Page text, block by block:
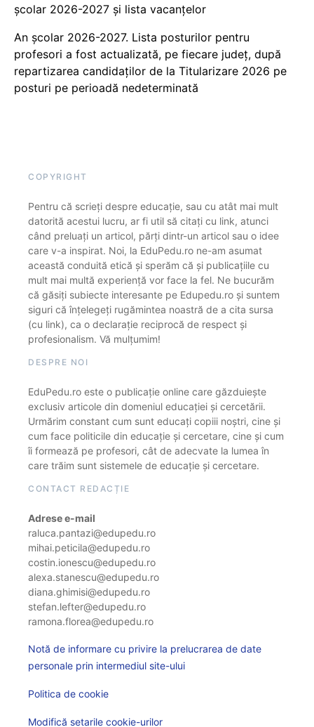
școlar 2026-2027 și lista vacanțelor
An școlar 2026-2027. Lista posturilor pentru
profesori a fost actualizată, pe fiecare județ, după
repartizarea candidaților de la Titularizare 2026 pe
posturi pe perioadă nedeterminată
COPYRIGHT
Pentru că scrieți despre educație, sau cu atât mai mult
datorită acestui lucru, ar fi util să citați cu link, atunci
când preluați un articol, părți dintr-un articol sau o idee
care v-a inspirat. Noi, la EduPedu.ro ne-am asumat
această conduită etică și sperăm că și publicațiile cu
mult mai multă experiență vor face la fel. Ne bucurăm
că găsiți subiecte interesante pe Edupedu.ro și suntem
siguri că înțelegeți rugămintea noastră de a cita sursa
(cu link), ca o declarație reciprocă de respect și
profesionalism. Vă mulțumim!
DESPRE NOI
EduPedu.ro este o publicație online care găzduiește
exclusiv articole din domeniul educației și cercetării.
Urmărim constant cum sunt educați copiii noștri, cine și
cum face politicile din educație și cercetare, cine și cum
îi formează pe profesori, cât de adecvate la lumea în
care trăim sunt sistemele de educație și cercetare.
CONTACT REDACȚIE
Adrese e-mail
raluca.pantazi@edupedu.ro
mihai.peticila@edupedu.ro
costin.ionescu@edupedu.ro
alexa.stanescu@edupedu.ro
diana.ghimisi@edupedu.ro
stefan.lefter@edupedu.ro
ramona.florea@edupedu.ro
Notă de informare cu privire la prelucrarea de date
personale prin intermediul site-ului
Politica de cookie
Modifică setarile cookie-urilor